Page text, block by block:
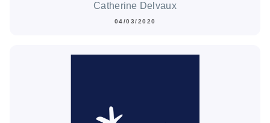
Catherine Delvaux
04/03/2020